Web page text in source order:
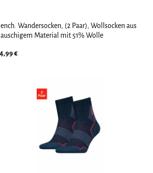
Wandersocken, (2 Paar), Wollsocken aus
Material mit 51% Wolle
€